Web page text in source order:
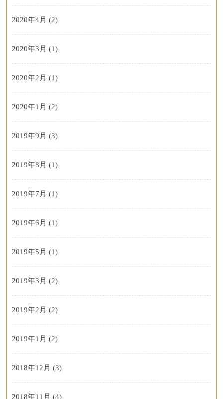
2020年4月 (2)
2020年3月 (1)
2020年2月 (1)
2020年1月 (2)
2019年9月 (3)
2019年8月 (1)
2019年7月 (1)
2019年6月 (1)
2019年5月 (1)
2019年3月 (2)
2019年2月 (2)
2019年1月 (2)
2018年12月 (3)
2018年11月 (4)